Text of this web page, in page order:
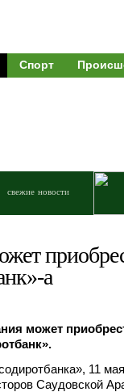
Спорт
свежие новости
а
может
11
Саудовской